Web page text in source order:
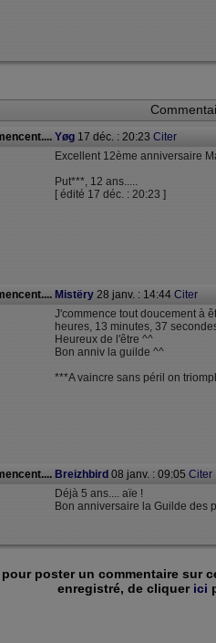
Yøg 17 déc. : 20:23 Citer
Excellent 12ème anniversaire
Put***, 12 ans.....
[ édité 17 déc. : 20:23 ]
Mistëry 28 janv. : 14:44 Citer
J'commence tout doucement à
heures, 13 minutes, 37
Heureux de l'être ^^
Bon anniv la guilde ^^
***A vaincre sans péril on
Breizhbird 08 janv. : 09:05 Citer
Déjà 5 ans.... aïe !
Bon anniversaire la Guilde des
poster un commentaire sur
enregistré, de cliquer ici